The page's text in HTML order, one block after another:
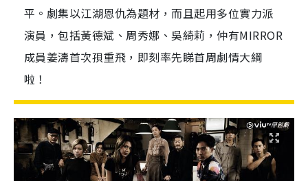
平。劇集以江湖恩仇為題材，而且起用多位實力派
演員，包括黃德斌、周秀娜、吳綺莉，仲有MIRROR
成員姜濤首次孭重飛，即刻率先睇首周劇情大綱
啦！